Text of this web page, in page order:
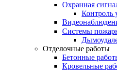
Охранная
Контроль
Системы
Отделочные работы
Бетонные
Кровельные